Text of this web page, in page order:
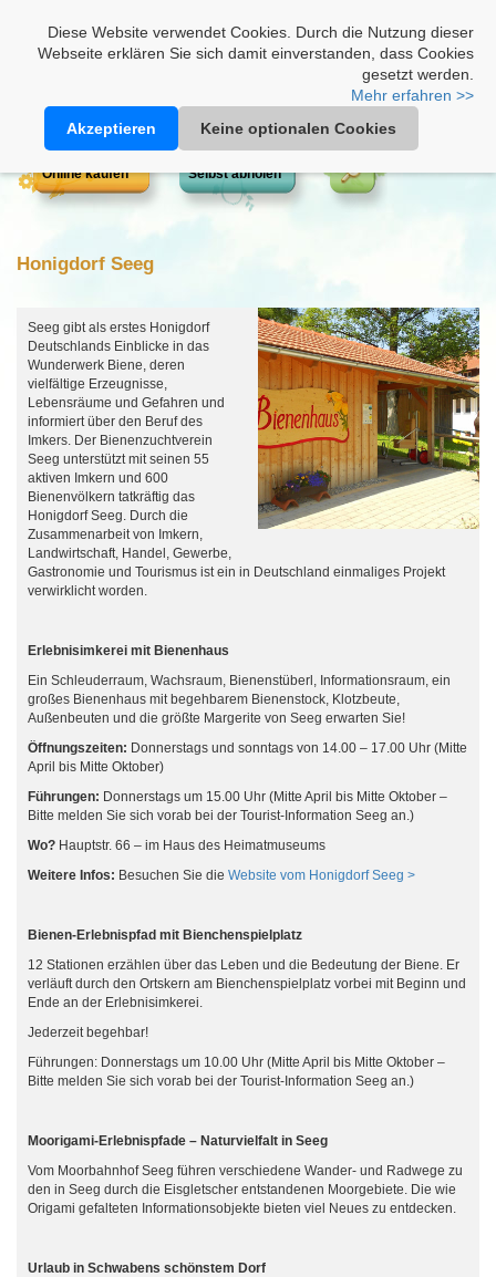
Diese Website verwendet Cookies. Durch die Nutzung dieser
Webseite erklären Sie sich damit einverstanden, dass Cookies
gesetzt werden.
Mehr erfahren >>
Akzeptieren
Keine optionalen Cookies
Online kaufen Selbst abholen
Honigdorf Seeg
Seeg gibt als erstes Honigdorf
Deutschlands Einblicke in das
Wunderwerk Biene, deren
vielfältige Erzeugnisse,
Lebensräume und Gefahren und
informiert über den Beruf des
Imkers. Der Bienenzuchtverein
Seeg unterstützt mit seinen 55
aktiven Imkern und 600
Bienenvölkern tatkräftig das
Honigdorf Seeg. Durch die
Zusammenarbeit von Imkern,
Landwirtschaft, Handel, Gewerbe,
Gastronomie und Tourismus ist ein in Deutschland einmaliges Projekt
verwirklicht worden.
Erlebnisimkerei mit Bienenhaus
Ein Schleuderraum, Wachsraum, Bienenstüberl, Informationsraum, ein
großes Bienenhaus mit begehbarem Bienenstock, Klotzbeute,
Außenbeuten und die größte Margerite von Seeg erwarten Sie!
Öffnungszeiten: Donnerstags und sonntags von 14.00 – 17.00 Uhr (Mitte
April bis Mitte Oktober)
Führungen: Donnerstags um 15.00 Uhr (Mitte April bis Mitte Oktober –
Bitte melden Sie sich vorab bei der Tourist-Information Seeg an.)
Wo? Hauptstr. 66 – im Haus des Heimatmuseums
Weitere Infos: Besuchen Sie die Website vom Honigdorf Seeg >
Bienen-Erlebnispfad mit Bienchenspielplatz
12 Stationen erzählen über das Leben und die Bedeutung der Biene. Er
verläuft durch den Ortskern am Bienchenspielplatz vorbei mit Beginn und
Ende an der Erlebnisimkerei.
Jederzeit begehbar!
Führungen: Donnerstags um 10.00 Uhr (Mitte April bis Mitte Oktober –
Bitte melden Sie sich vorab bei der Tourist-Information Seeg an.)
Moorigami-Erlebnispfade – Naturvielfalt in Seeg
Vom Moorbahnhof Seeg führen verschiedene Wander- und Radwege zu
den in Seeg durch die Eisgletscher entstandenen Moorgebiete. Die wie
Origami gefalteten Informationsobjekte bieten viel Neues zu entdecken.
Urlaub in Schwabens schönstem Dorf